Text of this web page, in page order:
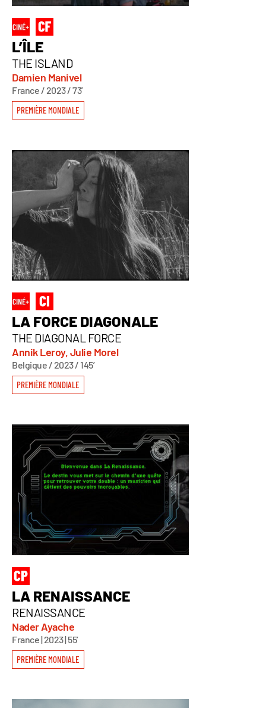
L’ÎLE
THE ISLAND
Damien Manivel
France / 2023 / 73’
PREMIÈRE MONDIALE
LA FORCE DIAGONALE
THE DIAGONAL FORCE
Annik Leroy, Julie Morel
Belgique / 2023 / 145’
PREMIÈRE MONDIALE
LA RENAISSANCE
RENAISSANCE
Nader Ayache
France | 2023 | 55’
PREMIÈRE MONDIALE